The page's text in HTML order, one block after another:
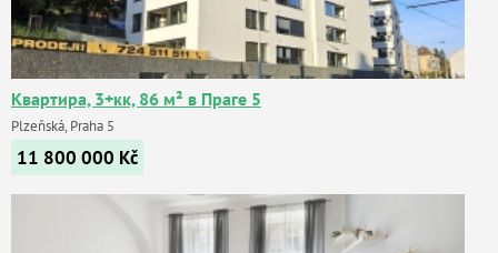
Квартира, 3+кк, 86 м² в Праге 5
Plzeňská, Praha 5
11 800 000 Kč